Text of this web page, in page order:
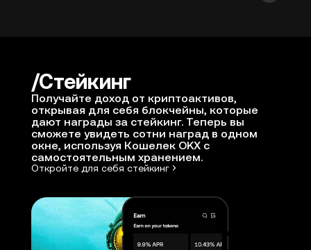
Стейкинг
Получайте доход от криптоактивов,
открывая для себя блокчейны, которые
дают награды за стейкинг. Теперь вы
сможете увидеть сотни наград в одном
окне, используя Кошелек OKX с
самостоятельным хранением.
Откройте для себя стейкинг